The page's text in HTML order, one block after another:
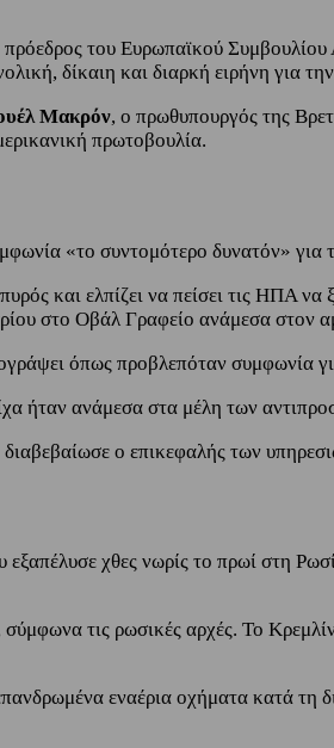
του Ευρωπαϊκού
δίκαιη και διαρκή ειρήνη
Μακρόν, ο πρωθυπουργός της
πρωτοβουλία.
«το συντομότερο δυνατόν»
και ελπίζει να πείσει τις ΗΠΑ
στο Οβάλ Γραφείο ανάμεσα στον
όπως προβλεπόταν συμφωνία
ανάμεσα στα μέλη των
ο επικεφαλής των
χθες νωρίς το πρωί στη
σύμφωνα τις ρωσικές αρχές. Το
εναέρια οχήματα κατά τη